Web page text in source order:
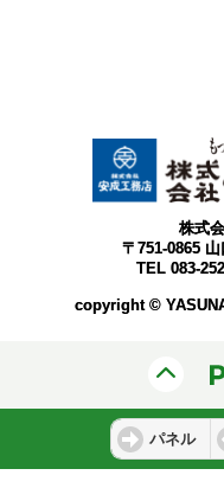
株式
〒751-0865
TEL 083-
copyright ©
パネル